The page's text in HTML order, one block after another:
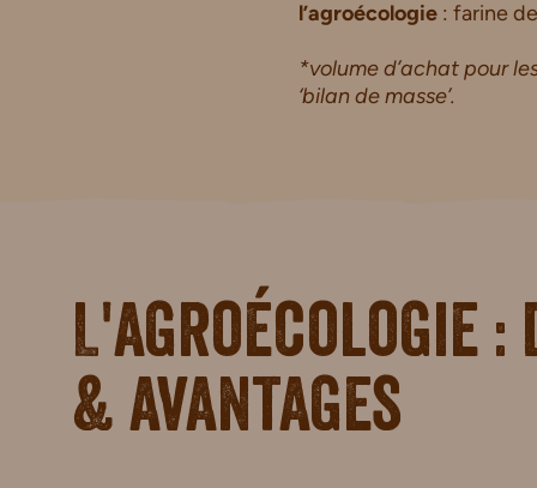
l’agroécologie : farine
*volume d’achat pour
‘bilan de masse’.
L'agroécologie
& avantages